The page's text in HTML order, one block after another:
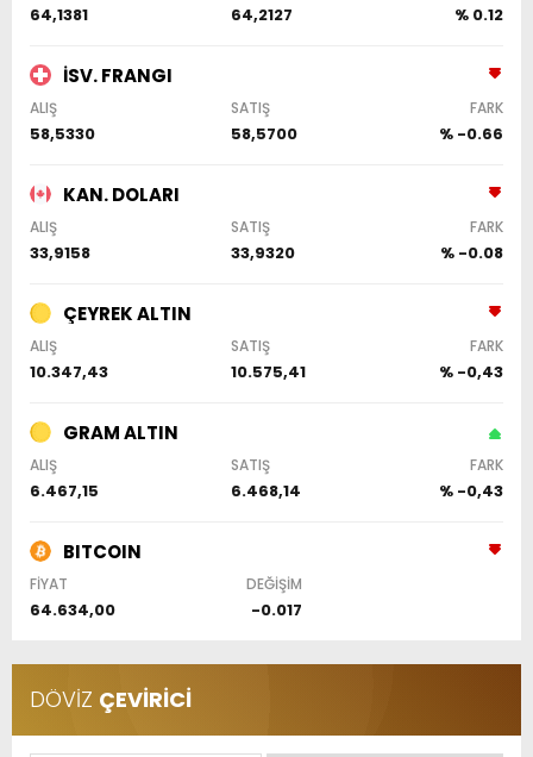
64,1381 64,2127 % 0.12
İSV. FRANGI
ALIŞ SATIŞ FARK
58,5330 58,5700 % -0.66
KAN. DOLARI
ALIŞ SATIŞ FARK
33,9158 33,9320 % -0.08
ÇEYREK ALTIN
ALIŞ SATIŞ FARK
10.347,43 10.575,41 % -0,43
GRAM ALTIN
ALIŞ SATIŞ FARK
6.467,15 6.468,14 % -0,43
BITCOIN
FİYAT DEĞİŞİM
64.634,00 -0.017
DÖVİZ ÇEVİRİCİ